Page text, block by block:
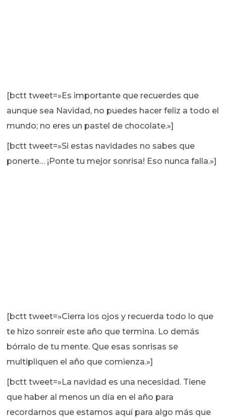
[bctt tweet=»Es importante que recuerdes que
aunque sea Navidad, no puedes hacer feliz a todo el
mundo; no eres un pastel de chocolate.»]
[bctt tweet=»Si estas navidades no sabes que
ponerte… ¡Ponte tu mejor sonrisa! Eso nunca falla.»]
[bctt tweet=»Cierra los ojos y recuerda todo lo que
te hizo sonreír este año que termina. Lo demás
bórralo de tu mente. Que esas sonrisas se
multipliquen el año que comienza.»]
[bctt tweet=»La navidad es una necesidad. Tiene
que haber al menos un día en el año para
recordarnos que estamos aquí para algo más que